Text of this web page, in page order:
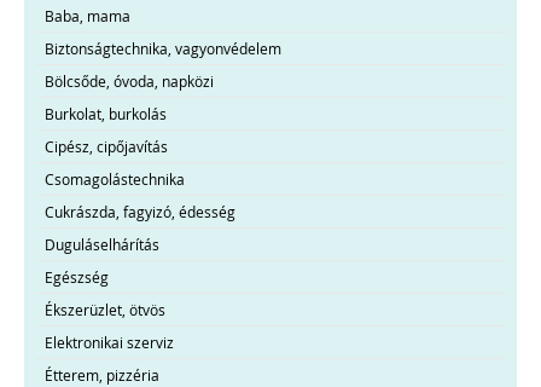
Baba, mama
Biztonságtechnika, vagyonvédelem
Bölcsőde, óvoda, napközi
Burkolat, burkolás
Cipész, cipőjavítás
Csomagolástechnika
Cukrászda, fagyizó, édesség
Duguláselhárítás
Egészség
Ékszerüzlet, ötvös
Elektronikai szerviz
Étterem, pizzéria